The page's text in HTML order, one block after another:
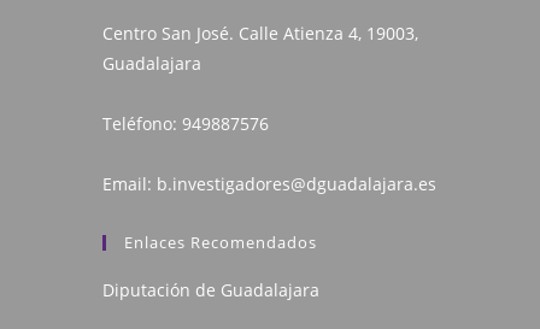
Centro San José. Calle Atienza 4, 19003,
Guadalajara
Teléfono: 949887576
Email: b.investigadores@dguadalajara.es
Enlaces Recomendados
Diputación de Guadalajara